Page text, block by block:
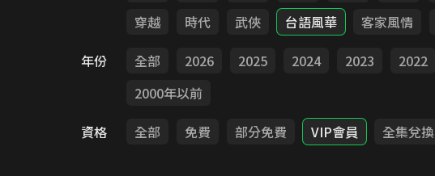
穿越
時代 武俠 台語風華 客家風情
年份
全部 2026 2025 2024 2023 2022
2000年以前
資格
全部 免費 部分免費 VIP會員 全集兌換